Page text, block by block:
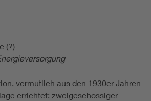
(?)
vermutlich aus den 1930er Jahren
errichtet; zweigeschossiger